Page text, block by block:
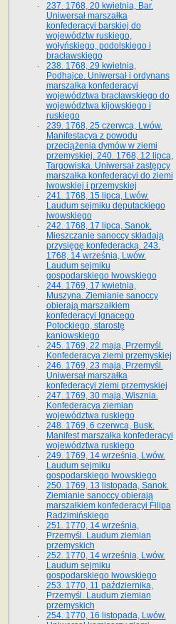
237. 1768, 20 kwietnia, Bar.
Uniwersał marszałka
konfederacyi barskiej do
województw ruskiego,
wołyńskiego, podolskiego i
bracławskiego
238. 1768, 29 kwietnia,
Podhajce. Uniwersał i ordynans
marszałka konfederacyi
województwa bracławskiego do
wo­jewództwa kijowskiego i
ruskiego
239. 1768, 25 czerwca, Lwów.
Manifestacya z powodu
przeciążenia dymów w ziemi
przemyskiej. 240. 1768, 12 lipca,
Targowiska. Uniwersał zastępcy
marszałka konfederacyi do ziemi
lwowskiej i przemyskiej
241. 1768, 15 lipca, Lwów.
Laudum sejmiku deputackiego
lwowskiego
242. 1768, 17 lipca, Sanok.
Mieszczanie sanoccy składają
przysięgę konfederacką. 243.
1768, 14 września, Lwów.
Laudum sejmiku
gospodarskiego lwowskiego
244. 1769, 17 kwietnia,
Muszyna. Ziemianie sanoccy
obierają marszałkiem
konfederacyi Ignacego
Potockiego, starostę
kaniowskiego
245. 1769, 22 maja, Przemyśl.
Konfederacya ziemi przemyskiej
246. 1769, 23 maja, Przemyśl.
Uniwersał marszałka
konfederacyi ziemi przemyskiej
247. 1769, 30 maja, Wisznia.
Konfederacya ziemian
województwa ruskiego
248. 1769, 6 czerwca, Busk.
Manifest marszałka konfederacyi
województwa ruskiego
249. 1769, 14 września, Lwów.
Laudum sejmiku
gospodarskiego lwowskiego
250. 1769, 13 listopada, Sanok.
Ziemianie sanoccy obierają
marszałkiem konfederacyi Filipa
Radzimińskiego
251. 1770, 14 września,
Przemyśl. Laudum ziemian
przemyskich
252. 1770, 14 września, Lwów.
Laudum sejmiku
gospodarskiego lwowskiego
253. 1770, 11 października,
Przemyśl. Laudum ziemian
przemyskich
254. 1770, 16 listopada, Lwów.